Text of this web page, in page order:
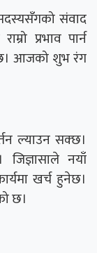
संवाद
प्रभाव पार्न
आजको शुभ रंग
ल्याउन सक्छ।
नयाँ
खर्च हुनेछ।
छ।